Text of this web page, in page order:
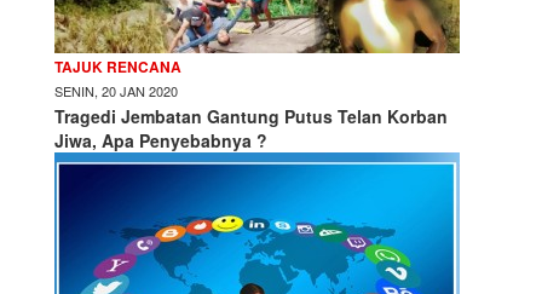
TAJUK RENCANA
SENIN, 20 JAN 2020
Tragedi Jembatan Gantung Putus Telan Korban
Jiwa, Apa Penyebabnya ?